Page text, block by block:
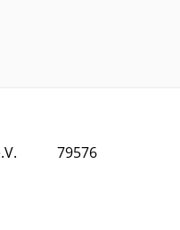
79576